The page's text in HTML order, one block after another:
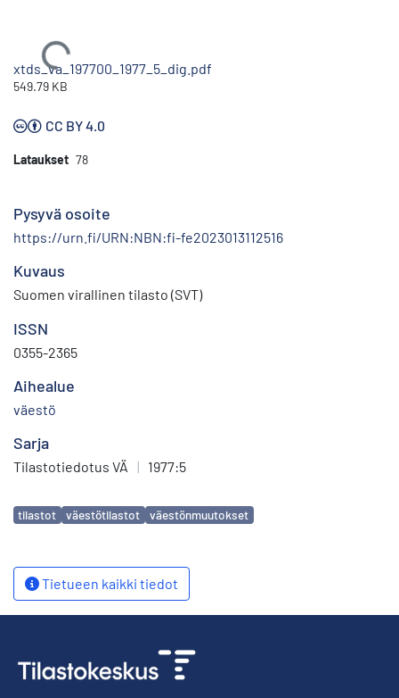
Ladataan...
xtds_va_197700_1977_5_dig.pdf
549.79 KB
CC BY 4.0
Lataukset 78
Pysyvä osoite
https://urn.fi/URN:NBN:fi-fe2023013112516
Kuvaus
Suomen virallinen tilasto (SVT)
ISSN
0355-2365
Aihealue
väestö
Sarja
Tilastotiedotus VÄ | 1977:5
Avainsanat
tilastot väestötilastot väestönmuutokset
Tietueen kaikki tiedot